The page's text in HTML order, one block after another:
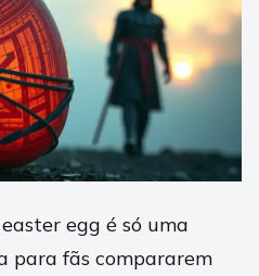
egg é só uma
para fãs compararem